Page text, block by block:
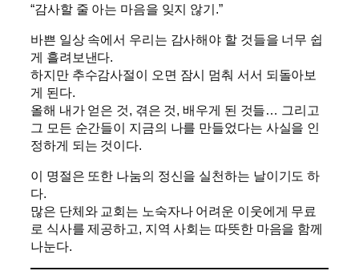
“감사할 줄 아는 마음을 잊지 않기.”
바쁜 일상 속에서 우리는 감사해야 할 것들을 너무 쉽
게 흘려보낸다.
하지만 추수감사절이 오면 잠시 멈춰 서서 되돌아보
게 된다.
올해 내가 얻은 것, 겪은 것, 배우게 된 것들… 그리고
그 모든 순간들이 지금의 나를 만들었다는 사실을 인
정하게 되는 것이다.
이 명절은 또한 나눔의 정신을 실천하는 날이기도 하
다.
많은 단체와 교회는 노숙자나 어려운 이웃에게 무료
로 식사를 제공하고, 지역 사회는 따뜻한 마음을 함께
나눈다.